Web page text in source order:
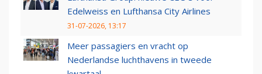
Edelweiss en Lufthansa City Airlines
31-07-2026, 13:17
Meer passagiers en vracht op
Nederlandse luchthavens in tweede